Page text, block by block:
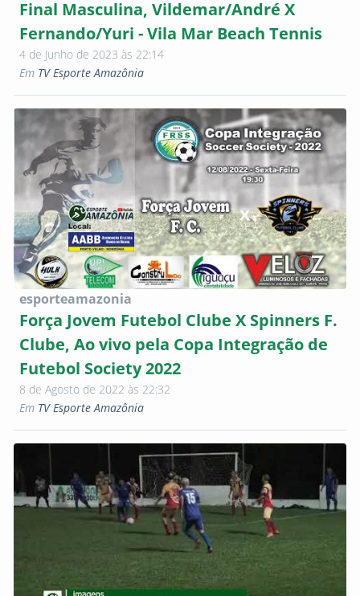
Final Masculina, Vildemar/André X
Fernando/Yuri - Vila Mar Beach Tennis
4 de Junho de 2023 às 22:14
Em TV Esporte Amazônia
esporteamazonia
Força Jovem Futebol Clube X Spinners F.
Clube, Ao vivo pela Copa Integração de
Futebol Society 2022
8 de Agosto de 2022 às 22:32
Em TV Esporte Amazônia